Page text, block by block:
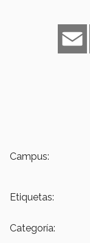
Campus:
Etiquetas:
Categoría: